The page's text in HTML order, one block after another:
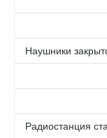
Наушники
Радиостанция